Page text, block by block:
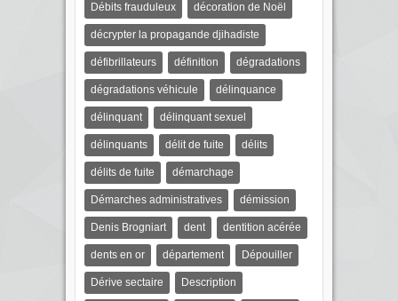
Débits frauduleux décoration de Noël
décrypter la propagande djihadiste
défibrillateurs définition dégradations
dégradations véhicule délinquance
délinquant délinquant sexuel
délinquants délit de fuite délits
délits de fuite démarchage
Démarches administratives démission
Denis Brogniart dent dentition acérée
dents en or département Dépouiller
Dérive sectaire Description